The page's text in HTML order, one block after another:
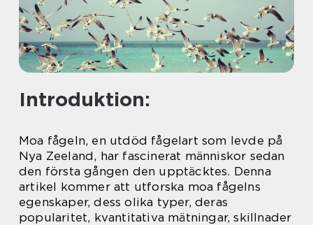
Introduktion:
Moa fågeln, en utdöd fågelart som levde på
Nya Zeeland, har fascinerat människor sedan
den första gången den upptäcktes. Denna
artikel kommer att utforska moa fågelns
egenskaper, dess olika typer, deras
popularitet, kvantitativa mätningar, skillnader